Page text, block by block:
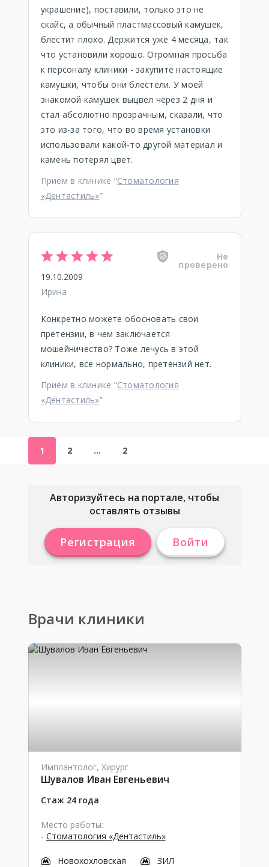
украшение), поставили, только это не
скайс, а обычный пластмассовый камушек,
блестит плохо. Держится уже 4 месяца, так
что установили хорошо. Огромная просьба
к персоналу клиники - закупите настоящие
камушки, чтобы они блестели. У моей
знакомой камушек выцвел через 2 дня и
стал абсолютно прозрачным, сказали, что
это из-за того, что во время установки
использовали какой-то другой материал и
камень потерял цвет.
Приём в клинике “Стоматология
«Дентастиль»”
Не
проверено
19.10.2009
Ирина
Конкретно можете обосновать свои
претензии, в чем заключается
мошейничество? Тоже лечусь в этой
клиники, все нормально, претензий нет.
Приём в клинике “Стоматология
«Дентастиль»”
1 2 … 2
Авторизуйтесь на портале, чтобы
оставлять отзывы
Регистрация Войти
Врачи клиники
Имплантолог, Хирург
Шувалов Иван Евгеньевич
Стаж 24 года
Место работы:
- Стоматология «Дентастиль»
Новохохловская
ЗИЛ